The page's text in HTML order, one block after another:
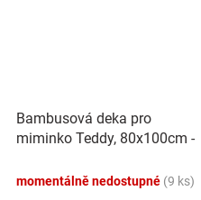
Bambusová deka pro
miminko Teddy, 80x100cm -
momentálně nedostupné (9 ks)